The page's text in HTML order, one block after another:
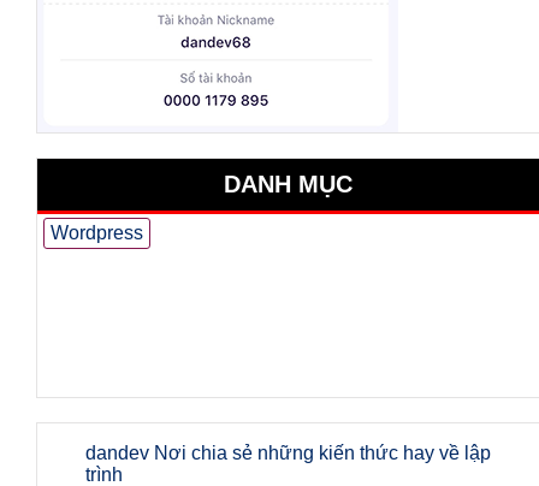
DANH MỤC
Wordpress
dandev Nơi chia sẻ những kiến thức hay về lập
trình